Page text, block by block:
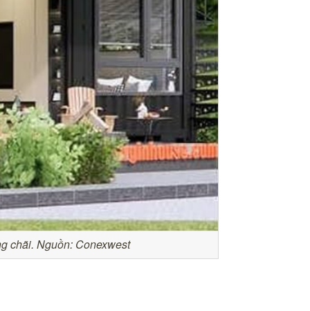
chãi. Nguồn: Conexwest